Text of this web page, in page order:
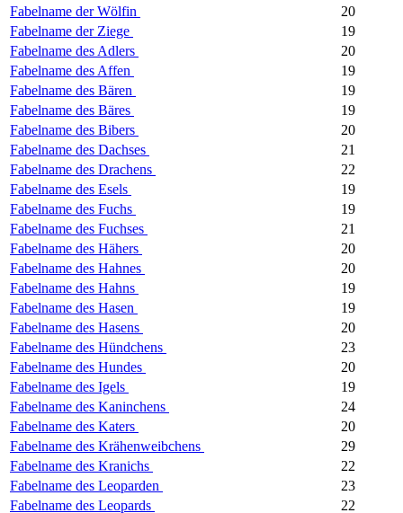
Fabelname der Wölfin
20
Fabelname der Ziege
19
Fabelname des Adlers
20
Fabelname des Affen
19
Fabelname des Bären
19
Fabelname des Bäres
19
Fabelname des Bibers
20
Fabelname des Dachses
21
Fabelname des Drachens
22
Fabelname des Esels
19
Fabelname des Fuchs
19
Fabelname des Fuchses
21
Fabelname des Hähers
20
Fabelname des Hahnes
20
Fabelname des Hahns
19
Fabelname des Hasen
19
Fabelname des Hasens
20
Fabelname des Hündchens
23
Fabelname des Hundes
20
Fabelname des Igels
19
Fabelname des Kaninchens
24
Fabelname des Katers
20
Fabelname des Krähenweibchens
29
Fabelname des Kranichs
22
Fabelname des Leoparden
23
Fabelname des Leopards
22